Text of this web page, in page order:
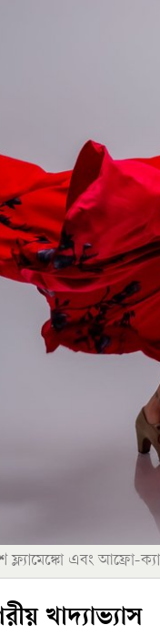
ফ্ল্যামেঙ্কো এবং আফ্রো-
খাদ্যাভ্যাস